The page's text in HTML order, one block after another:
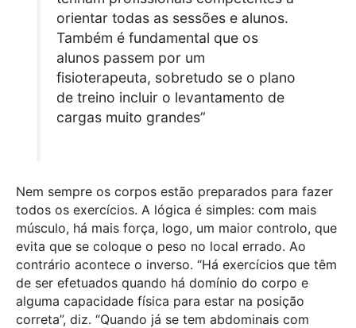
orientar todas as sessões e alunos.
Também é fundamental que os
alunos passem por um
fisioterapeuta, sobretudo se o plano
de treino incluir o levantamento de
cargas muito grandes”
Nem sempre os corpos estão preparados para fazer
todos os exercícios. A lógica é simples: com mais
músculo, há mais força, logo, um maior controlo, que
evita que se coloque o peso no local errado. Ao
contrário acontece o inverso. “Há exercícios que têm
de ser efetuados quando há domínio do corpo e
alguma capacidade física para estar na posição
correta”, diz. “Quando já se tem abdominais com